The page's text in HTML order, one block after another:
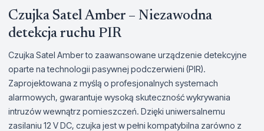
Czujka Satel Amber – Niezawodna
detekcja ruchu PIR
Czujka Satel Amber to zaawansowane urządzenie detekcyjne
oparte na technologii pasywnej podczerwieni (PIR).
Zaprojektowana z myślą o profesjonalnych systemach
alarmowych, gwarantuje wysoką skuteczność wykrywania
intruzów wewnątrz pomieszczeń. Dzięki uniwersalnemu
zasilaniu 12 V DC, czujka jest w pełni kompatybilna zarówno z